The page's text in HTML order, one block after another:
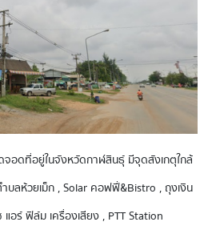
จอดที่อยู่ในจังหวัดกาฬสินธุ์ มีจุดสังเกตุใกล้
บลห้วยเม็ก , Solar คอฟฟี่&Bistro , ถุงเงิน
อร์ ฟิล์ม เครื่องเสียง , PTT Station